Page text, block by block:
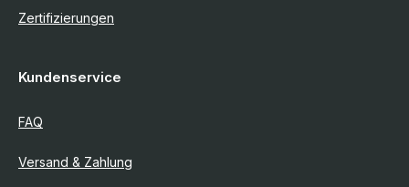
Zertifizierungen
Kundenservice
FAQ
Versand & Zahlung